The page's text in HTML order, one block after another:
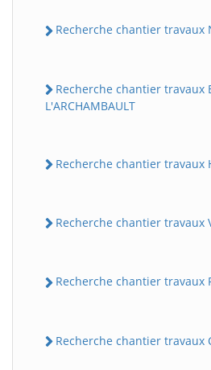
Recherche chantier travaux
Recherche chantier travaux
L'ARCHAMBAULT
Recherche chantier travaux
Recherche chantier travaux
Recherche chantier travaux
Recherche chantier travaux